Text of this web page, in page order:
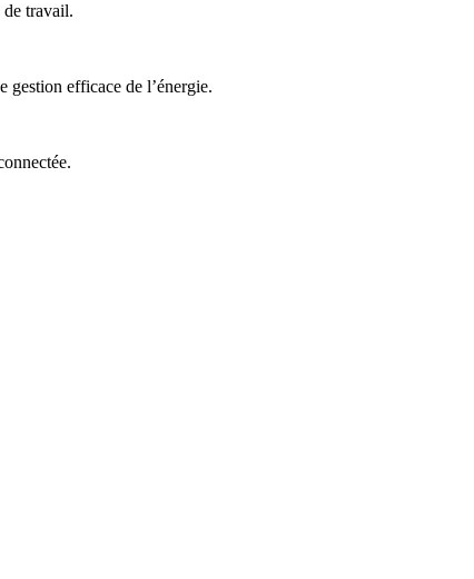
de travail.
gestion efficace de l’énergie.
.